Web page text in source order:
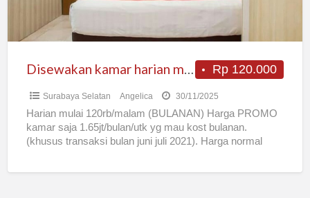
Rp 120.000
Disewakan kamar harian mulai 120rb/hari
Surabaya Selatan Angelica 30/11/2025
Harian mulai 120rb/malam (BULANAN) Harga PROMO
kamar saja 1.65jt/bulan/utk yg mau kost bulanan.
(khusus transaksi bulan juni juli 2021). Harga normal